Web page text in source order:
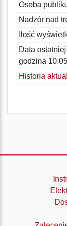
Osoba
Nadzór nad
Ilość
Data
godzina 10:05
Historia